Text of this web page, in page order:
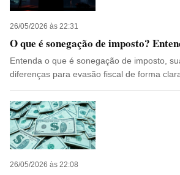
26/05/2026 às 22:31
O que é sonegação de imposto?
Entenda o que é sonegação de imposto,
diferenças para evasão fiscal de forma
26/05/2026 às 22:08